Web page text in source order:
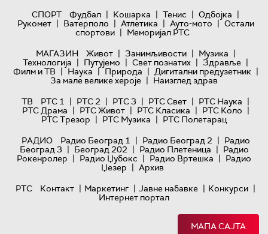
СПОРТ
Фудбал | Кошарка | Тенис | Одбојка |
Рукомет | Ватерполо | Атлетика | Ауто-мото | Остали
спортови | Меморијал РТС
МАГАЗИН
Живот | Занимљивости | Музика |
Технологијa | Путујемо | Свет познатих | Здравље |
Филм и ТВ | Наука | Природа | Дигитални предузетник |
За мале велике хероје | Наизглед здрав
ТВ
РТС 1 | РТС 2 | РТС 3 | РТС Свет | РТС Наука |
РТС Драма | РТС Живот | РТС Класика | РТС Коло |
РТС Трезор | РТС Музика | РТС Полетарац
РАДИО
Радио Београд 1 | Радио Београд 2 | Радио
Београд 3 | Београд 202 | Радио Плетеница | Радио
Рокенролер | Радио Џубокс | Радио Вртешка | Радио
Џезер | Архив
РТС
Контакт | Маркетинг | Јавне набавке | Конкурси |
Интернет портал
МАПА САЈТА